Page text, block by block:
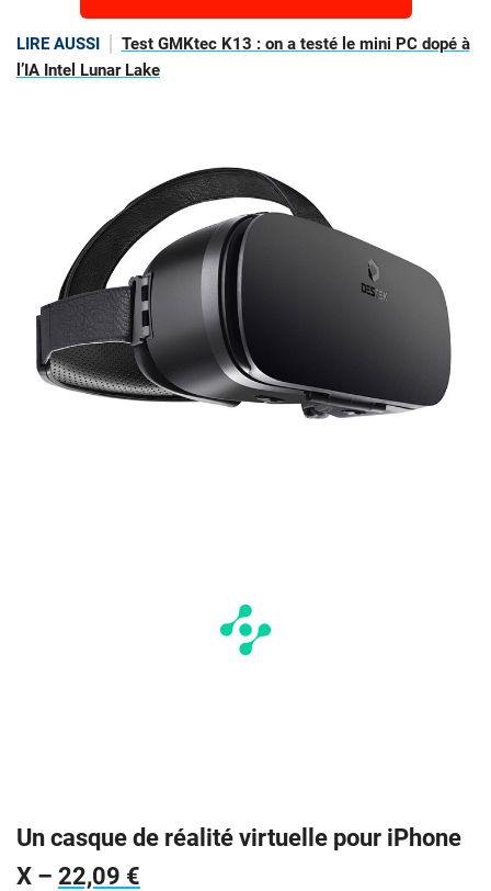
LIRE AUSSI
Test GMKtec K13 : on a testé le mini PC dopé à
l’IA Intel Lunar Lake
Un casque de réalité virtuelle pour iPhone
X – 22,09 €